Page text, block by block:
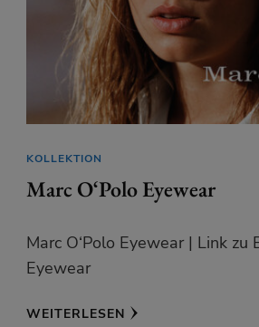
KOLLEKTION
Marc O‘Polo Eyewear
Marc O‘Polo Eyewear | Link zu
Eyewear
WEITERLESEN